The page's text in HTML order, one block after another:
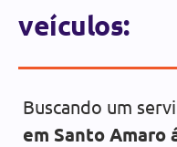
veículos:
Buscando um
em Santo Amaro